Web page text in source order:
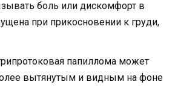
боль или дискомфорт в
при прикосновении к груди,
папиллома может
вытянутым и видным на фоне